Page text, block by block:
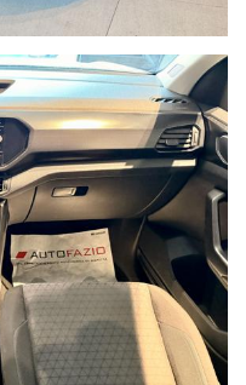
ANCHE SENZA
Sicilia servizio taxi gratuito
web AUTOFAZIO o